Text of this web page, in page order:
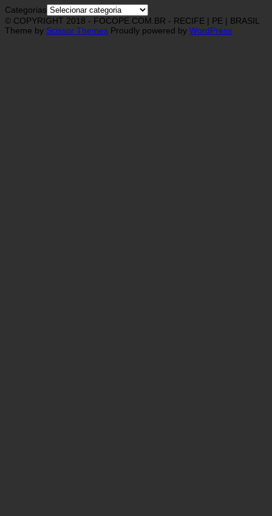
Categorias
© COPYRIGHT 2018 - FOCOPE.COM.BR - RECIFE | PE | BRASIL
Theme by Scissor Themes Proudly powered by WordPress